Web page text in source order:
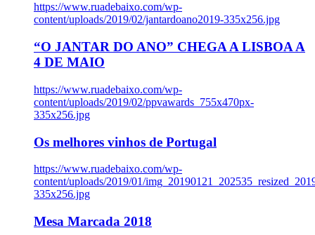
https://www.ruadebaixo.com/wp-
content/uploads/2019/02/jantardoano2019-335x256.jpg
“O JANTAR DO ANO” CHEGA A LISBOA A
4 DE MAIO
https://www.ruadebaixo.com/wp-
content/uploads/2019/02/ppvawards_755x470px-
335x256.jpg
Os melhores vinhos de Portugal
https://www.ruadebaixo.com/wp-
content/uploads/2019/01/
335x256.jpg
Mesa Marcada 2018